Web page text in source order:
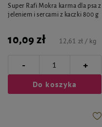
Super Rafi Mokra karma dla psa z
jeleniem i sercami z kaczki 800 g
10,09 zł 12,61 zł / kg
- +
Do koszyka